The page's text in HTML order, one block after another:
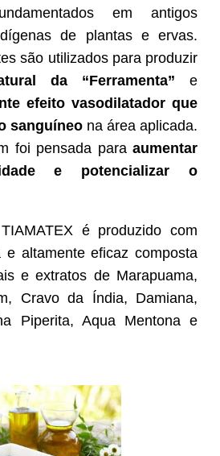
em antigos
de plantas e ervas.
são utilizados para produzir
da “Ferramenta” e
efeito vasodilatador que
sanguíneo na área aplicada.
foi pensada para aumentar
e potencializar o
é produzido com
e altamente eficaz composta
e extratos de Marapuama,
Cravo da Índia, Damiana,
Piperita, Aqua Mentona e